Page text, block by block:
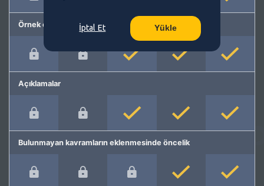
Örnek cümleler
Açıklamalar
Bulunmayan kavramların eklenmesinde öncelik
İptal Et Yükle